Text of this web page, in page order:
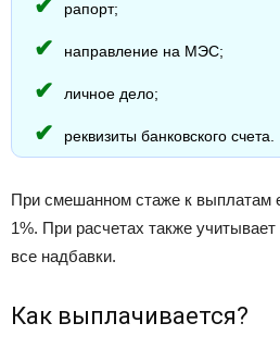
рапорт;
направление на МЭС;
личное дело;
реквизиты банковского счета.
При смешанном стаже к выплатам
1%. При расчетах также
все надбавки.
Как выплачивается?